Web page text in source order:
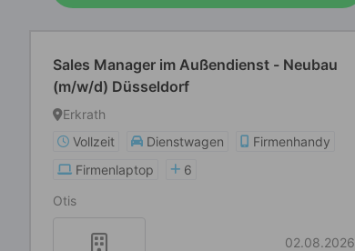
Sales Manager im Außendienst - Neubau
(m/w/d) Düsseldorf
Erkrath
Vollzeit
Dienstwagen
Firmenhandy
Firmenlaptop
6
Otis
02.08.2026